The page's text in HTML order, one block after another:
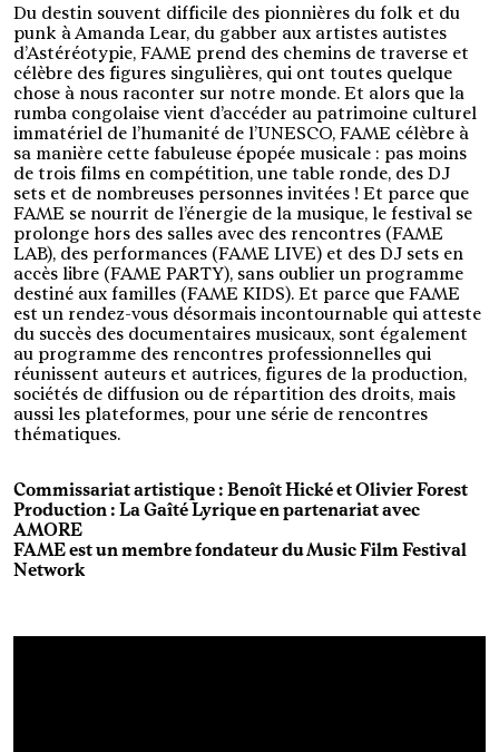
Du destin souvent difficile des pionnières du folk et du
punk à Amanda Lear, du gabber aux artistes autistes
d’Astéréotypie, FAME prend des chemins de traverse et
célèbre des figures singulières, qui ont toutes quelque
chose à nous raconter sur notre monde. Et alors que la
rumba congolaise vient d’accéder au patrimoine culturel
immatériel de l’humanité de l’UNESCO, FAME célèbre à
sa manière cette fabuleuse épopée musicale : pas moins
de trois films en compétition, une table ronde, des DJ
sets et de nombreuses personnes invitées ! Et parce que
FAME se nourrit de l’énergie de la musique, le festival se
prolonge hors des salles avec des rencontres (FAME
LAB), des performances (FAME LIVE) et des DJ sets en
accès libre (FAME PARTY), sans oublier un programme
destiné aux familles (FAME KIDS). Et parce que FAME
est un rendez-vous désormais incontournable qui atteste
du succès des documentaires musicaux, sont également
au programme des rencontres professionnelles qui
réunissent auteurs et autrices, figures de la production,
sociétés de diffusion ou de répartition des droits, mais
aussi les plateformes, pour une série de rencontres
thématiques.
Commissariat artistique : Benoît Hické et Olivier Forest
Production : La Gaîté Lyrique en partenariat avec
AMORE
FAME est un membre fondateur du Music Film Festival
Network